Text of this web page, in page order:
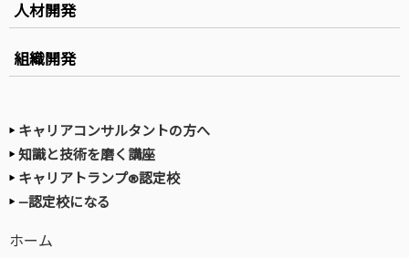
人材開発
組織開発
キャリアコンサルタントの方へ
知識と技術を磨く講座
キャリアトランプ®認定校
—認定校になる
ホーム